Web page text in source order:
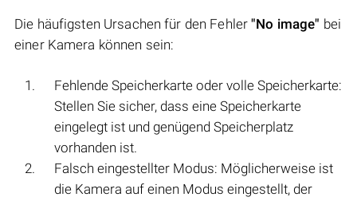
Die häufigsten Ursachen für den Fehler"No image" bei
einer Kamera können sein:
Fehlende Speicherkarte oder volle Speicherkarte:
Stellen Sie sicher, dass eine Speicherkarte
eingelegt ist und genügend Speicherplatz
vorhanden ist.
Falsch eingestellter Modus: Möglicherweise ist
die Kamera auf einen Modus eingestellt, der